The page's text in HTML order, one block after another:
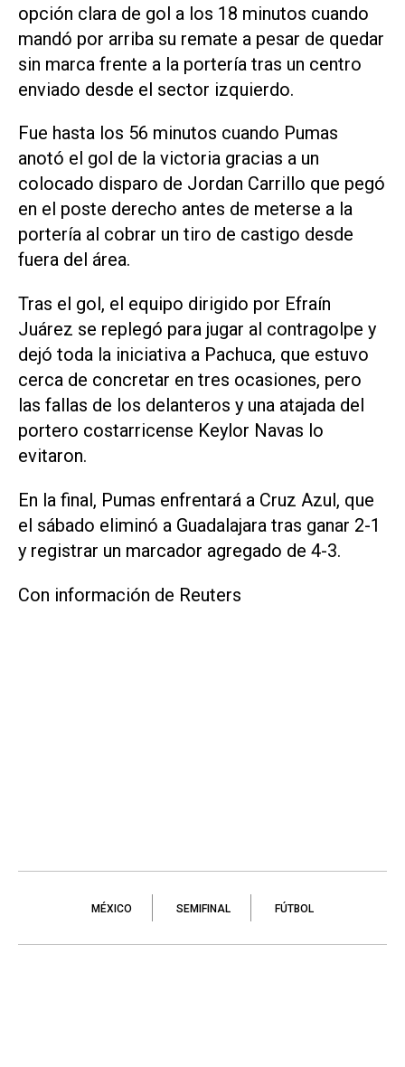
opción clara de ​gol ‌a los 18 minutos cuando
mandó por arriba su remate a pesar de quedar
sin marca frente a la portería tras un centro
enviado ⁠desde el sector izquierdo.
Fue hasta los 56 minutos cuando Pumas
anotó el gol de la victoria gracias a un
colocado disparo de Jordan Carrillo que pegó
en el poste derecho antes de meterse a la
portería al cobrar ‌un tiro de castigo desde
fuera del área.
Tras el gol, el equipo dirigido por Efraín
Juárez se replegó para jugar al contragolpe y
dejó toda la iniciativa a Pachuca, ‌que estuvo
cerca de concretar en tres ocasiones, pero
las fallas de los delanteros y una ‌atajada del
⁠portero costarricense Keylor Navas lo
evitaron.
En la final, Pumas enfrentará a ​Cruz Azul, que
el sábado eliminó a Guadalajara tras ganar 2-1
y registrar un marcador agregado de 4-3.
Con información de Reuters
MÉXICO SEMIFINAL FÚTBOL